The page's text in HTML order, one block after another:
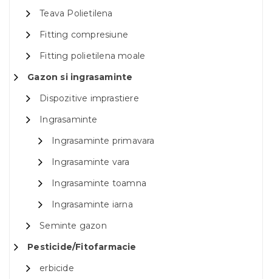
Teava Polietilena
Fitting compresiune
Fitting polietilena moale
Gazon si ingrasaminte
Dispozitive imprastiere
Ingrasaminte
Ingrasaminte primavara
Ingrasaminte vara
Ingrasaminte toamna
Ingrasaminte iarna
Seminte gazon
Pesticide/Fitofarmacie
erbicide